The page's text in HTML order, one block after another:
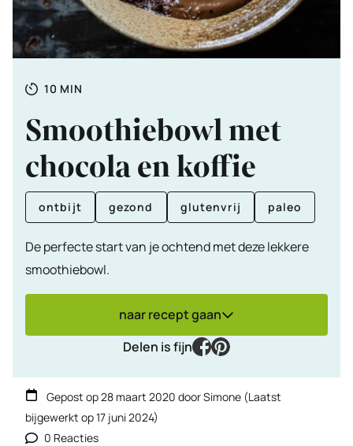
Totale
10 MINUTEN
MIN
Smoothiebowl met
chocola en koffie
ontbijt gezond glutenvrij paleo
De perfecte start van je ochtend met deze lekkere
smoothiebowl.
naar recept gaan
Delen is fijn
facebook
pinterest
Gepost op28 maart 2020 doorSimone (Laatst
bijgewerkt op17 juni 2024)
0 Reacties